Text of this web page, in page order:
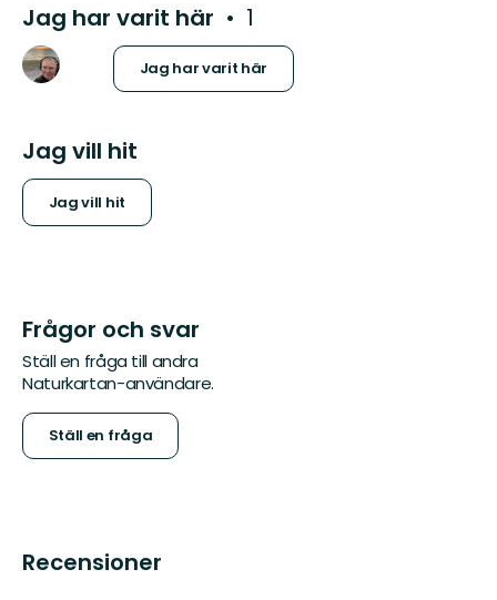
Jag har varit här 1
Jag har varit här
Jag vill hit
Jag vill hit
Frågor och svar
Ställ en fråga till andra
Naturkartan-användare.
Ställ en fråga
Recensioner